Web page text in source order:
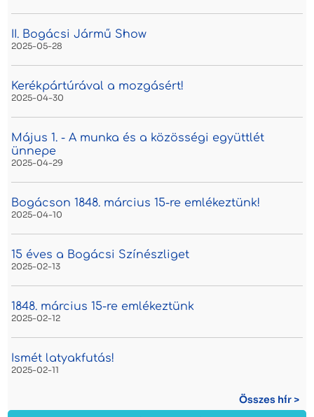
II. Bogácsi Jármű Show
2025-05-28
Kerékpártúrával a mozgásért!
2025-04-30
Május 1. - A munka és a közösségi együttlét
ünnepe
2025-04-29
Bogácson 1848. március 15-re emlékeztünk!
2025-04-10
15 éves a Bogácsi Színészliget
2025-02-13
1848. március 15-re emlékeztünk
2025-02-12
Ismét latyakfutás!
2025-02-11
Összes hír >